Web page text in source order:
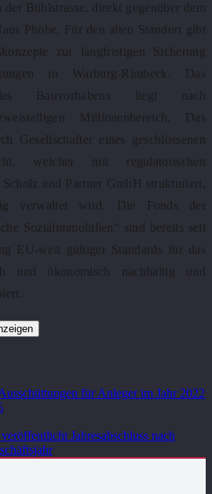
Bühlstrasse, direkt gegenüber dem
Phöbe. Für den alten Standort gibt
zur langfristigen Sicherung
in Warburg-Rimbeck. Das
des Bauvorhabens liegt nach
Millionenbereich. Das
Gesellschafter eines geschlossenen
welcher mit regulatorischen
und Partner GmbH strukturiert,
verwaltet wird. Die Fonds der
Sozialimmobilien“ sind bereits seit
EU-weit gültiger Standards für das
und ökonomisch nachhaltig und
für Anleger im Jahr 2022
Jahresabschluss nach